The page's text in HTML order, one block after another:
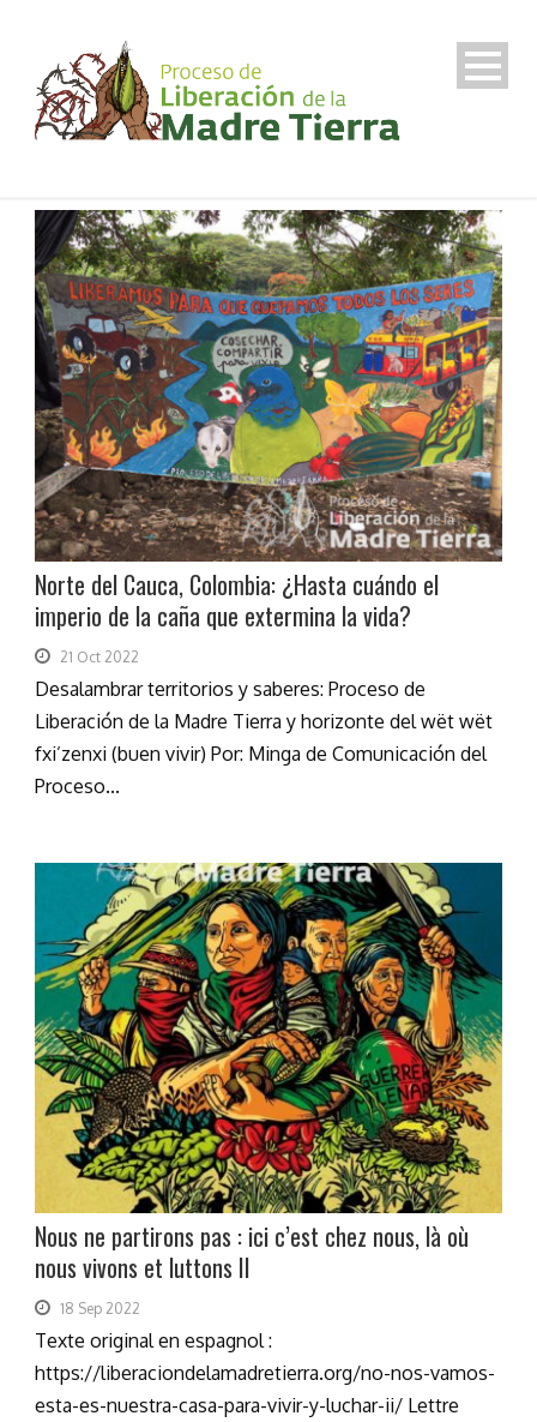
Norte del Cauca, Colombia: ¿Hasta cuándo el
imperio de la caña que extermina la vida?
21 Oct 2022
Desalambrar territorios y saberes: Proceso de
Liberación de la Madre Tierra y horizonte del wët wët
fxi’zenxi (buen vivir) Por: Minga de Comunicación del
Proceso...
Nous ne partirons pas : ici c’est chez nous, là où
nous vivons et luttons II
18 Sep 2022
Texte original en espagnol :
https://liberaciondelamadretierra.org/no-nos-vamos-
esta-es-nuestra-casa-para-vivir-y-luchar-ii/ Lettre